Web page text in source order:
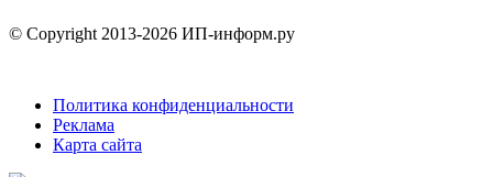
© Copyright 2013-2026 ИП-информ.ру
Политика конфиденциальности
Реклама
Карта сайта